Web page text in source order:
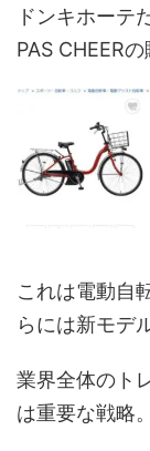
ドンキホーテ
PAS CHEER
これは電動自
らには新モデ
業界全体のト
は重要な戦略。